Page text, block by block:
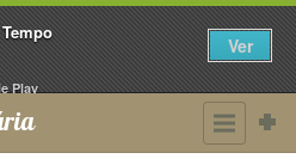
Play
Ver